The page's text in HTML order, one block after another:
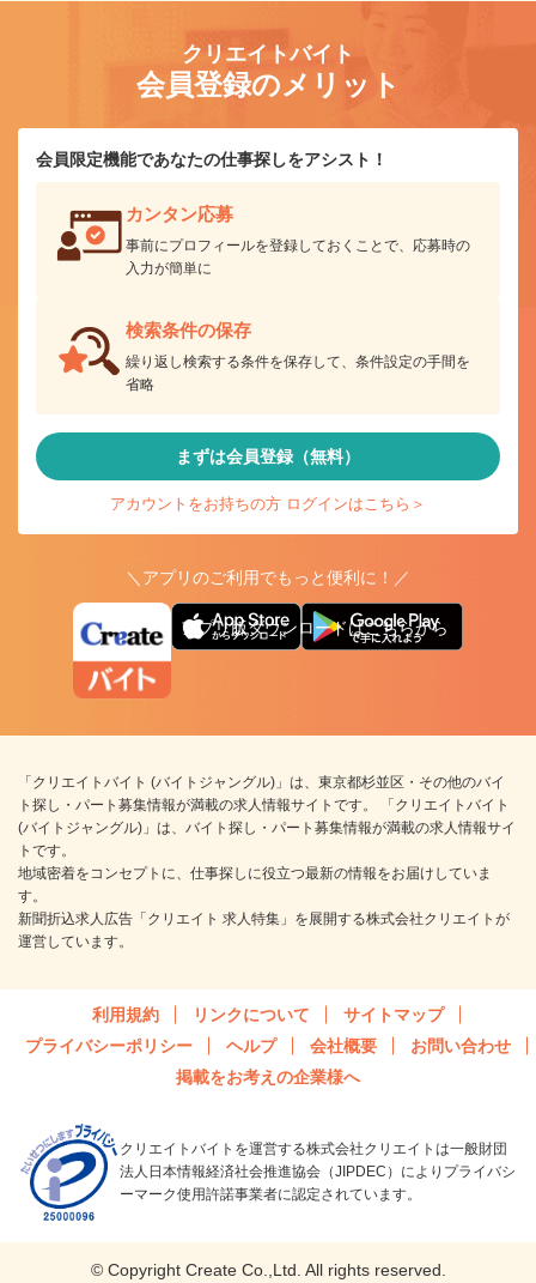
クリエイトバイト
会員登録のメリット
会員限定機能であなたの仕事探しをアシスト！
カンタン応募
事前にプロフィールを登録しておくことで、応募時の
入力が簡単に
検索条件の保存
繰り返し検索する条件を保存して、条件設定の手間を
省略
まずは会員登録（無料）
アカウントをお持ちの方 ログインはこちら＞
＼アプリのご利用でもっと便利に！／
アプリ版ダウンロードはこちらから
「クリエイトバイト (バイトジャングル)」は、東京都杉並区・その他のバイ
ト探し・パート募集情報が満載の求人情報サイトです。 「クリエイトバイト
(バイトジャングル)」は、バイト探し・パート募集情報が満載の求人情報サイ
トです。
地域密着をコンセプトに、仕事探しに役立つ最新の情報をお届けしていま
す。
新聞折込求人広告「クリエイト 求人特集」を展開する株式会社クリエイトが
運営しています。
利用規約 リンクについて
サイトマップ
プライバシーポリシー
ヘルプ 会社概要
お問い合わせ
掲載をお考えの企業様へ
クリエイトバイトを運営する株式会社クリエイトは一般財団
法人日本情報経済社会推進協会（JIPDEC）によりプライバシ
ーマーク使用許諾事業者に認定されています。
© Copyright Create Co.,Ltd. All rights reserved.